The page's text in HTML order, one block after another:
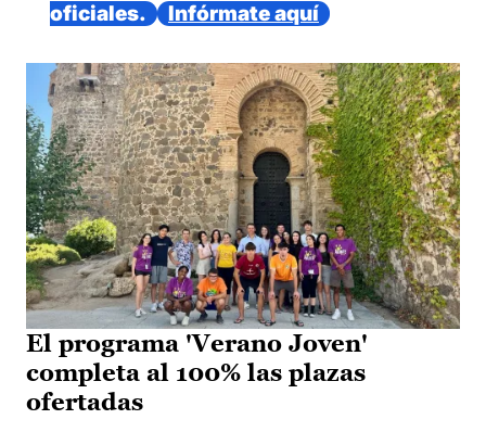
oficiales.
Infórmate aquí
El programa 'Verano Joven'
completa al 100% las plazas
ofertadas